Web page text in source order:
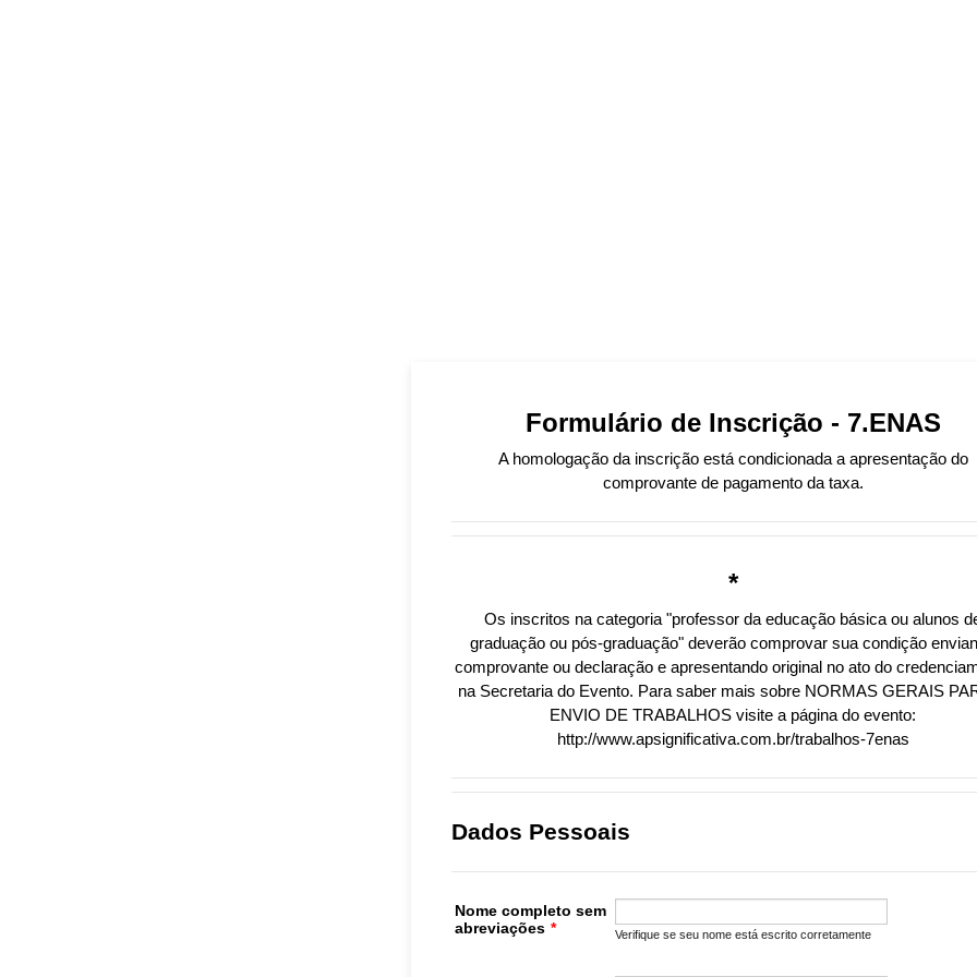
Formulário de Inscrição - 7.ENAS
A homologação da inscrição está condicionada a apresentação do
comprovante de pagamento da taxa.
*
Os inscritos na categoria "professor da educação básica ou alunos
graduação ou pós-graduação" deverão comprovar sua condição
comprovante ou declaração e apresentando original no ato do
na Secretaria do Evento. Para saber mais sobre NORMAS GERAIS
ENVIO DE TRABALHOS visite a página do evento:
http://www.apsignificativa.com.br/trabalhos-7enas
Dados Pessoais
Nome completo sem
abreviações * Verifique se seu nome está escrito corretamente